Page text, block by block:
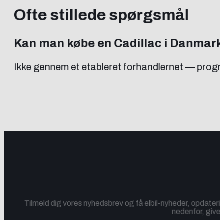
Ofte stillede spørgsmål
Kan man købe en Cadillac i
Ikke gennem et etableret forhandlernet —
Tilmeld dig vores nyhedsbrev og få elbil-nyheder,
nedenfor,